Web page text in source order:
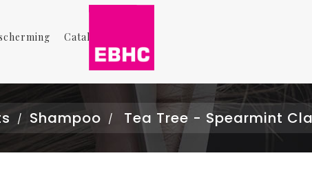
Catalogus
Shampoo Tea Tree - Spearmint